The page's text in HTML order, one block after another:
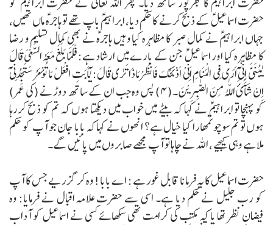
حضرت اسماعیلؑ کے ذبح کرنے کاحکم دیا، ابراہیمؑ باپ تھے تو ہاجرہؑ ماں تھیں،
جہاں ابراہیمؑ نے کمال صبر کا مظاہرہ کیا وہیں ہاجرہؑ نے بھی کمال تسلیم و رضا
کا مظاہرہ کیا اور اسماعیلؑ جن کے بارے میں ارشاد ہے:فَلَمَّا بَلَغَ مَعَہُ السَّعْیَ قَالَ
یٰبُنَیَّ اِِنِّیْٓ اَرَی فِی الْمَنَامِ اَنِّیْ اَذْبَحُکَ فَانْظُرْ مَاذَا تَرٰی قَالَ: یٰٓاَبَتِ افْعَلْ مَا تُؤْمَرُ سَتَجِدُنِیْٓ
اِِنْ شَآئَ اللّٰہُ مِنَ الصّٰبِرِیْنَ۔(۴)
پس وہ جب ان کے ساتھ دوڑنے (کی عمر)
کو پہنچا تو ابراہیمؑ نے کہا کہ بیٹے میں خواب میں دیکھتا ہوں کہ تم کو ذبح کررہا
ہوں تو تم سوچو تمھارا کیا خیال ہے؟ انھوں نے کہا کہ بابا جان جو آپ کو حکم
ملا ہے وہی کیجیے ، اللہ نے چاہا تو آپ مجھے صابروں میں پائیں گے۔
حضرت اسماعیل کا یہ فرمانا قابل غور ہے :اے بابا! وہ کر گزریے جس کا آپ
کو رب جلیل نے حکم دیا ہے۔اسی سے حضرت علامہ اقبال نے فرمایا:وہ
فیضانِ نظر تھا یا کہ مکتب کی کرامت تھیسکھائے کسی نے اسماعیل کو آدابِ